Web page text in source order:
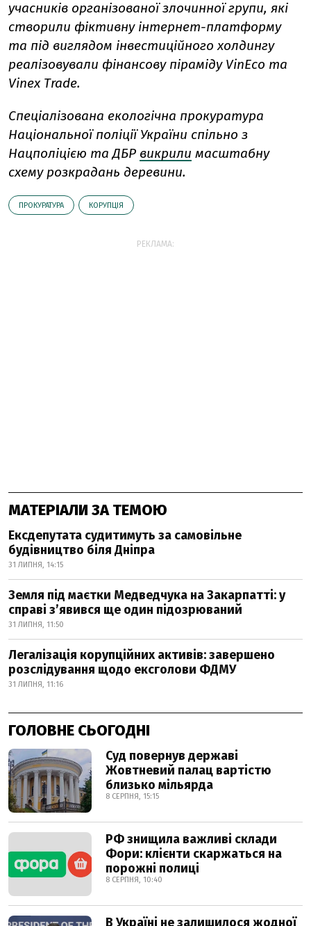
учасників організованої злочинної групи, які
створили фіктивну інтернет-платформу
та під виглядом інвестиційного холдингу
реалізовували фінансову піраміду VinEco та
Vinex Тrade.
Спеціалізована екологічна прокуратура
Національної поліції України спільно з
Нацполіцією та ДБР викрили масштабну
схему розкрадань деревини.
ПРОКУРАТУРА КОРУПЦІЯ
РЕКЛАМА:
МАТЕРІАЛИ ЗА ТЕМОЮ
Ексдепутата судитимуть за самовільне
будівництво біля Дніпра
31 ЛИПНЯ, 14:15
Земля під маєтки Медведчука на Закарпатті: у
справі з’явився ще один підозрюваний
31 ЛИПНЯ, 11:50
Легалізація корупційних активів: завершено
розслідування щодо ексголови ФДМУ
31 ЛИПНЯ, 11:16
ГОЛОВНЕ СЬОГОДНІ
Суд повернув державі
Жовтневий палац вартістю
близько мільярда
8 СЕРПНЯ, 15:15
РФ знищила важливі склади
Фори: клієнти скаржаться на
порожні полиці
8 СЕРПНЯ, 10:40
В Україні не залишилося жодної